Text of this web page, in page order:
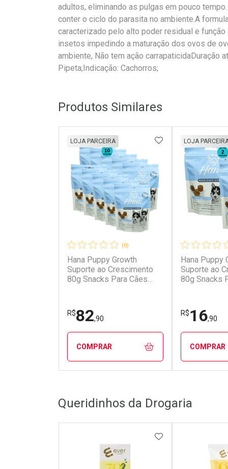
adultos, eliminando as pulgas em pouco
conter o ciclo do parasita no ambiente.A
caracterizado pelo alto poder residual e
insetos impedindo a maturação dos ovos de
ambiente, Não tem ação carrapaticidaDuração
Pipeta;Indicação: Cachorros;
Produtos Similares
(0)
Hana Puppy Growth
Suporte ao Crescimento
80g Snacks Para Cães
LOJA PARCEIRA
R$82,90
ADICIONAR AOS
COMPRAR
Laboratório
Por Menos
Hana Puppy
Suporte ao
80g Snacks
LOJA
R$16,90
COMPRAR
Por
Queridinhos da Drogaria
ADICIONAR AOS